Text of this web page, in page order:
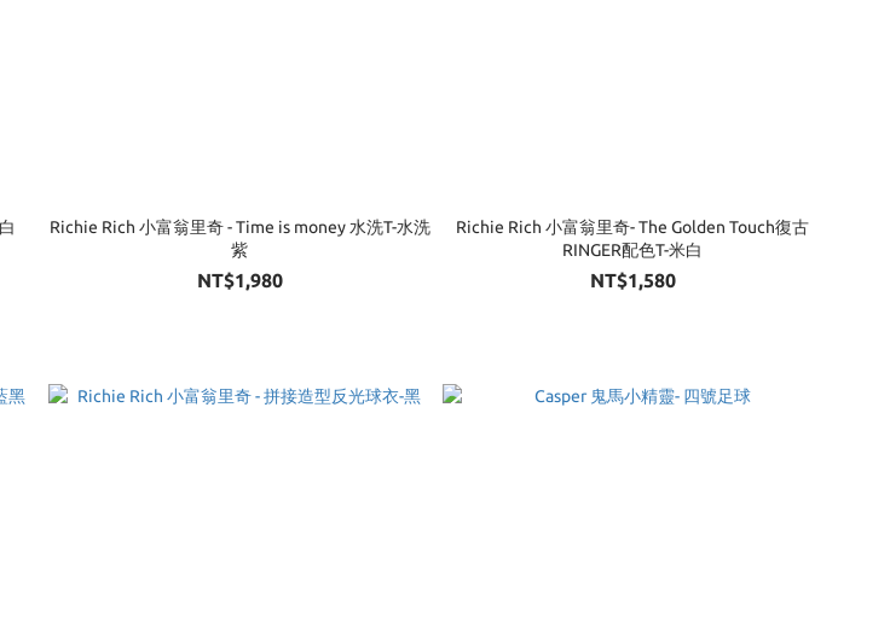
Richie Rich 小富翁里奇 - Time is money 水洗T-水洗
紫
NT$1,980
Richie Rich 小富翁里奇- The Golden Touch復古
RINGER配色T-米白
NT$1,580